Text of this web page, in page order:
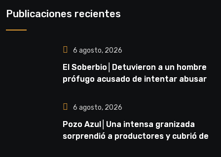
Publicaciones recientes
6 agosto, 2026
El Soberbio│Detuvieron a un hombre
prófugo acusado de intentar abusar
6 agosto, 2026
Pozo Azul│Una intensa granizada
sorprendió a productores y cubrió de